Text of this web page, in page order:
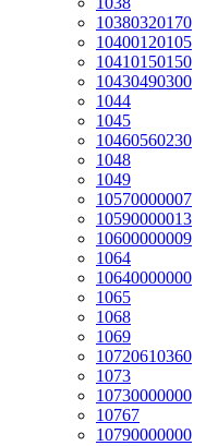
10380320170
10400120105
10410150150
10430490300
1044
1045
10460560230
1048
1049
10570000007
10590000013
10600000009
1064
10640000000
1065
1068
1069
10720610360
1073
10730000000
10767
10790000000